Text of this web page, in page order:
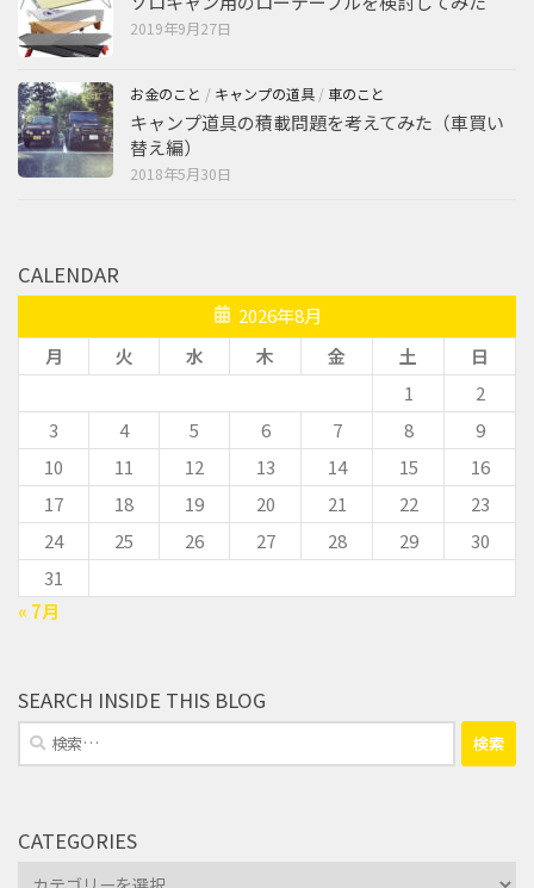
2019年9月27日
お金のこと / キャンプの道具 / 車のこと
キャンプ道具の積載問題を考えてみた（車買い
替え編）
2018年5月30日
CALENDAR
2026年8月
月
火 水 木 金 土
日
1
2
3
4 5 6 7 8
9
10
11 12 13 14 15
16
17
18 19 20 21 22
23
24
25 26 27 28 29
30
31
« 7月
SEARCH INSIDE THIS BLOG
検
索:
CATEGORIES
Categories